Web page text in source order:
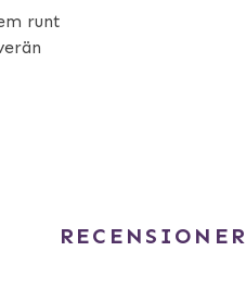
runt
RECENSIONER